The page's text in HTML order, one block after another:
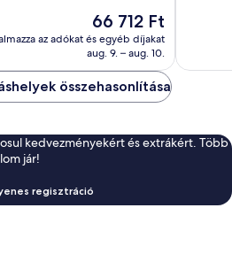
Az
66 712 Ft
66 712 Ft
az adókat és egyéb díjakat
aug. 9. – aug. 10.
összehasonlítása
kedvezményekért és extrákért. Több
jár!
regisztráció